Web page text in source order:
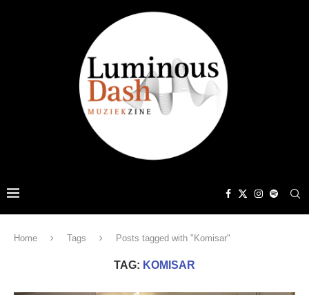
Home Tags Posts tagged with "Komisar"
TAG: KOMISAR